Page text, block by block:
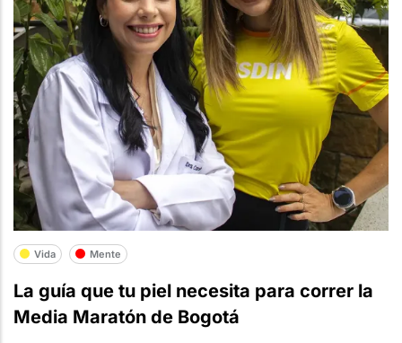
Vida Mente
La guía que tu piel necesita para correr la
Media Maratón de Bogotá